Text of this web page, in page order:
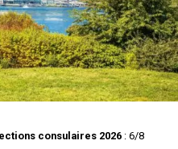
consulaires 2026 : 6/8